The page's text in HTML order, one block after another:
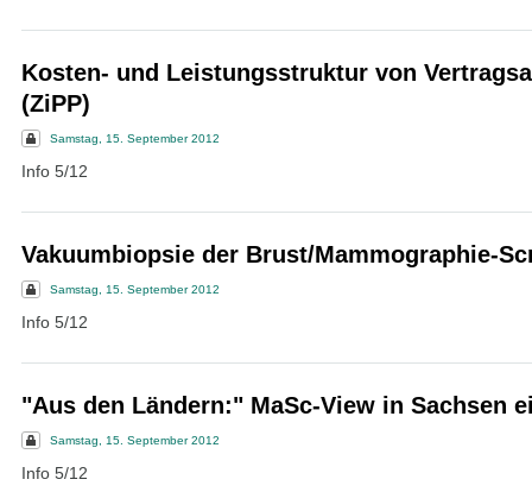
Kosten- und Leistungsstruktur von
(ZiPP)
Samstag, 15. September 2012
Info 5/12
Vakuumbiopsie der Brust/Mammographie-
Samstag, 15. September 2012
Info 5/12
"Aus den Ländern:" MaSc-View in Sachsen
Samstag, 15. September 2012
Info 5/12